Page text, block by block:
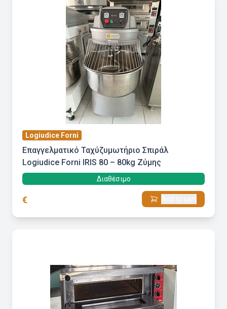
Logiudice Forni
Επαγγελματικό Ταχύζυμωτήριο Σπιράλ
Logiudice Forni IRIS 80 – 80kg Ζύμης
Διαθέσιμο
€